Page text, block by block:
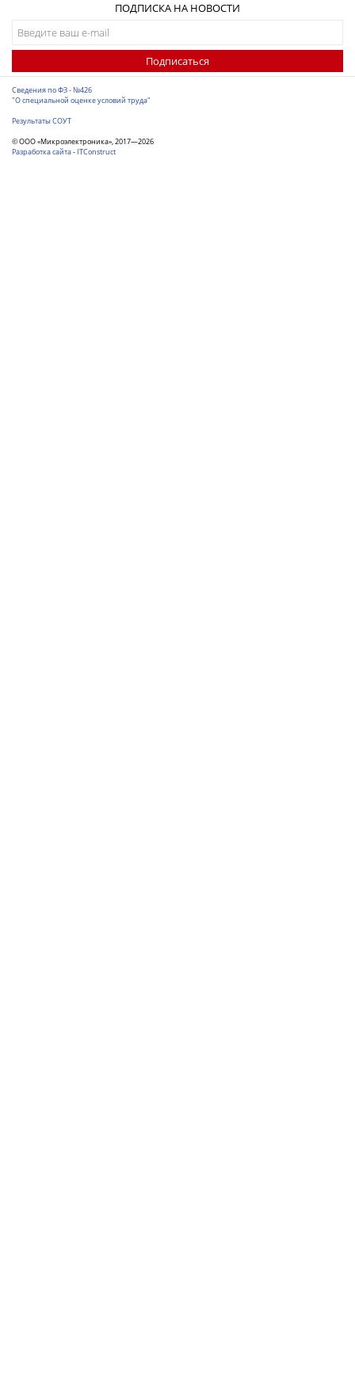
ПОДПИСКА НА НОВОСТИ
Подписаться
Сведения по ФЗ - №426
"О специальной оценке условий труда"
Результаты СОУТ
© ООО «Микроэлектроника», 2017—2026
Разработка сайта-ITConstruct